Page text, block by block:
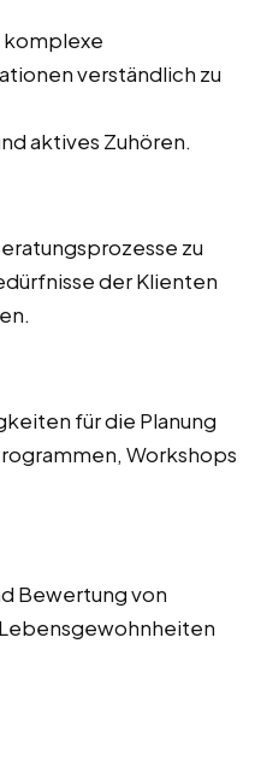
komplexe
verständlich zu
aktives Zuhören.
zu
der Klienten
für die Planung
Workshops
Bewertung von